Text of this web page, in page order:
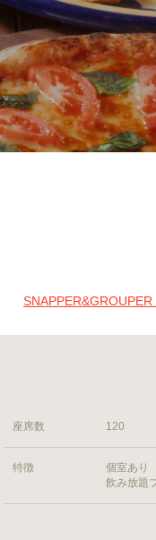
座席数 120
特徴
個室あり
飲み放題